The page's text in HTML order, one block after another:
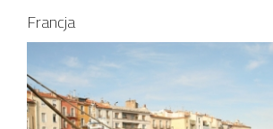
Francja